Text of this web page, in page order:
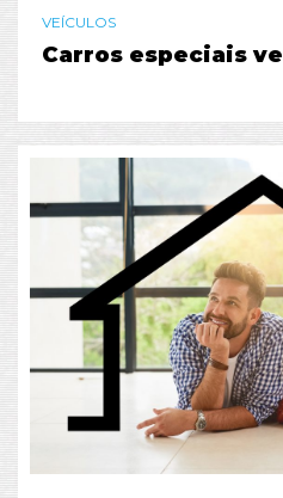
VEÍCULOS
Carros especiais